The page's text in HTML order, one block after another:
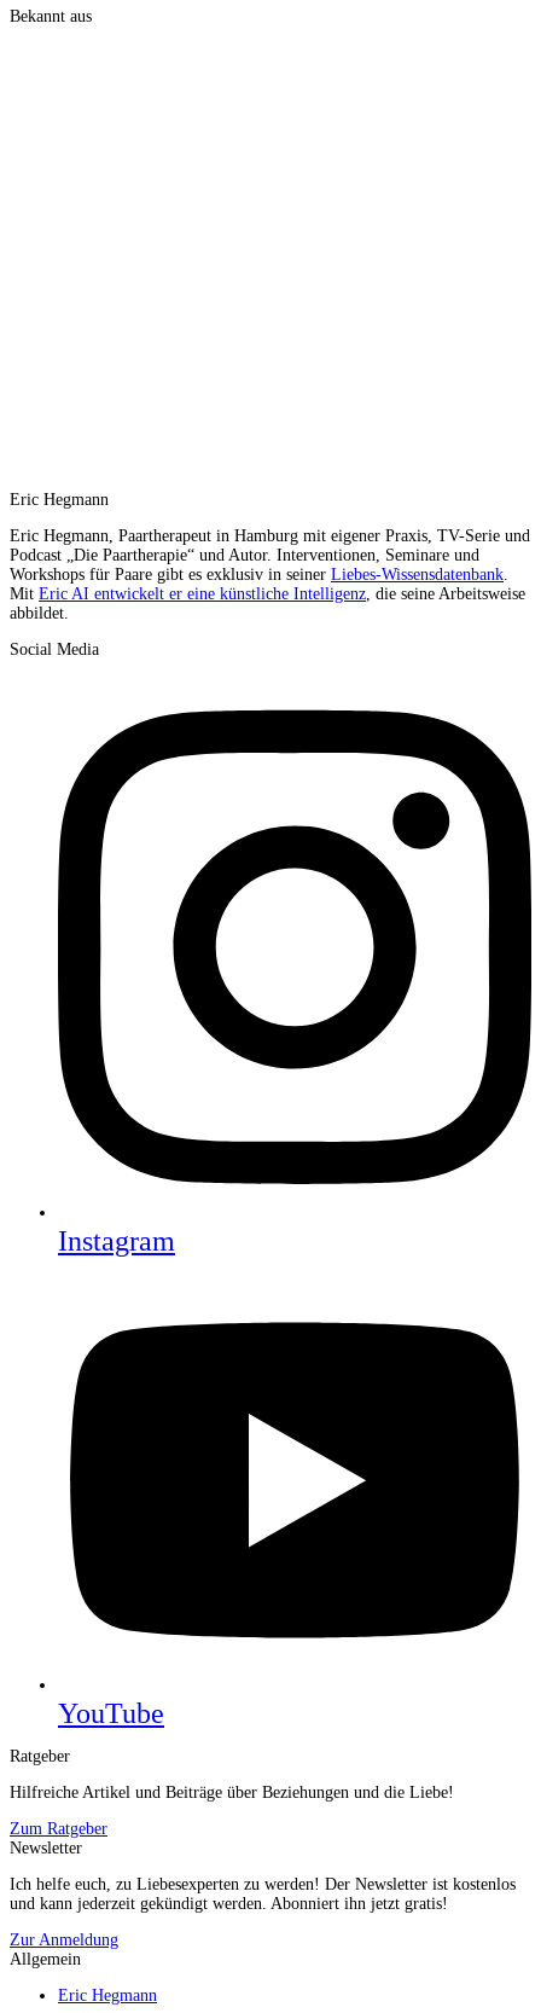
Bekannt aus
Eric Hegmann
Eric Hegmann, Paartherapeut in Hamburg mit eigener Praxis, TV-Serie und
Podcast „Die Paartherapie“ und Autor. Interventionen, Seminare und
Workshops für Paare gibt es exklusiv in seiner Liebes-Wissensdatenbank.
Mit Eric AI entwickelt er eine künstliche Intelligenz, die seine Arbeitsweise
abbildet.
Social Media
Instagram
YouTube
Ratgeber
Hilfreiche Artikel und Beiträge über Beziehungen und die Liebe!
Zum Ratgeber
Newsletter
Ich helfe euch, zu Liebesexperten zu werden! Der Newsletter ist kostenlos
und kann jederzeit gekündigt werden. Abonniert ihn jetzt gratis!
Zur Anmeldung
Allgemein
Eric Hegmann